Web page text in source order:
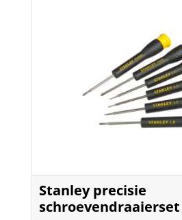
Stanley precisie
schroevendraaierset